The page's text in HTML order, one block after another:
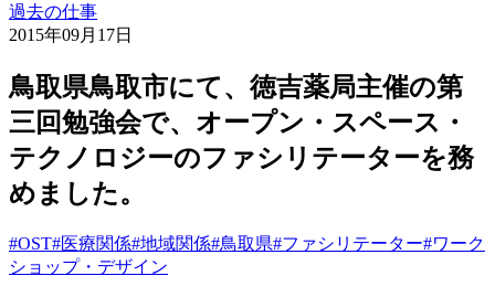
過去の仕事
2015年09月17日
鳥取県鳥取市にて、徳吉薬局主催の第
三回勉強会で、オープン・スペース・
テクノロジーのファシリテーターを務
めました。
#OST#医療関係#地域関係#鳥取県#ファシリテーター#ワーク
ショップ・デザイン